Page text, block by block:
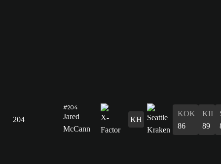
204
#204
Jared
McCann
KH
KOK
86
KII
89